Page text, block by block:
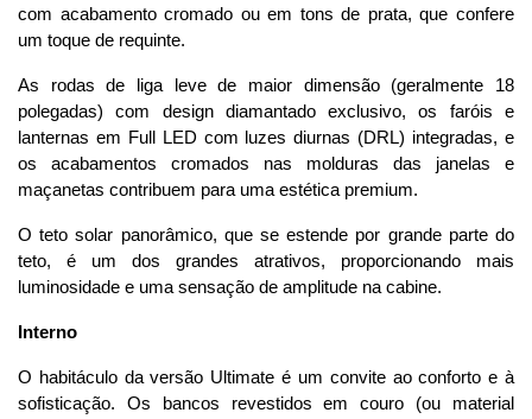
com acabamento cromado ou em tons de prata, que confere
um toque de requinte.
As rodas de liga leve de maior dimensão (geralmente 18
polegadas) com design diamantado exclusivo, os faróis e
lanternas em Full LED com luzes diurnas (DRL) integradas, e
os acabamentos cromados nas molduras das janelas e
maçanetas contribuem para uma estética premium.
O teto solar panorâmico, que se estende por grande parte do
teto, é um dos grandes atrativos, proporcionando mais
luminosidade e uma sensação de amplitude na cabine.
Interno
O habitáculo da versão Ultimate é um convite ao conforto e à
sofisticação. Os bancos revestidos em couro (ou material